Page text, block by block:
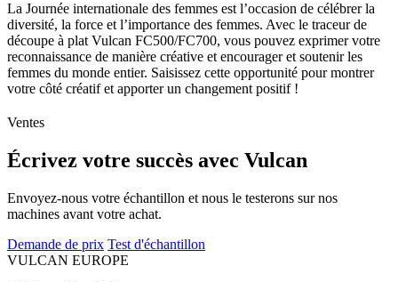
La Journée internationale des femmes est l’occasion de célébrer la
diversité, la force et l’importance des femmes. Avec le traceur de
découpe à plat Vulcan FC500/FC700, vous pouvez exprimer votre
reconnaissance de manière créative et encourager et soutenir les
femmes du monde entier. Saisissez cette opportunité pour montrer
votre côté créatif et apporter un changement positif !
Ventes
Écrivez votre succès avec Vulcan
Envoyez-nous votre échantillon et nous le testerons sur nos
machines avant votre achat.
Demande de prix Test d'échantillon
VULCAN EUROPE